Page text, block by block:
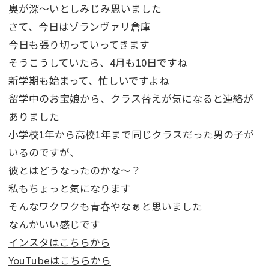
奥が深～いとしみじみ思いました
さて、今日はゾランヴァリ倉庫
今日も張り切っていってきます
そうこうしていたら、4月も10日ですね
新学期も始まって、忙しいですよね
留学中のお宝娘から、クラス替えが気になると連絡が
ありました
小学校1年から高校1年まで同じクラスだった男の子が
いるのですが、
彼とはどうなったのかな～？
私もちょっと気になります
そんなワクワクも青春やなぁと思いました
なんかいい感じです
インスタはこちらから
YouTubeはこちらから